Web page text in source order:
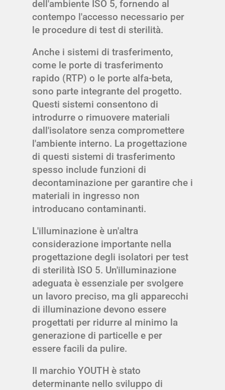
dell'ambiente ISO 5, fornendo al
contempo l'accesso necessario per
le procedure di test di sterilità.
Anche i sistemi di trasferimento,
come le porte di trasferimento
rapido (RTP) o le porte alfa-beta,
sono parte integrante del progetto.
Questi sistemi consentono di
introdurre o rimuovere materiali
dall'isolatore senza compromettere
l'ambiente interno. La progettazione
di questi sistemi di trasferimento
spesso include funzioni di
decontaminazione per garantire che i
materiali in ingresso non
introducano contaminanti.
L'illuminazione è un'altra
considerazione importante nella
progettazione degli isolatori per test
di sterilità ISO 5. Un'illuminazione
adeguata è essenziale per svolgere
un lavoro preciso, ma gli apparecchi
di illuminazione devono essere
progettati per ridurre al minimo la
generazione di particelle e per
essere facili da pulire.
Il marchio YOUTH è stato
determinante nello sviluppo di